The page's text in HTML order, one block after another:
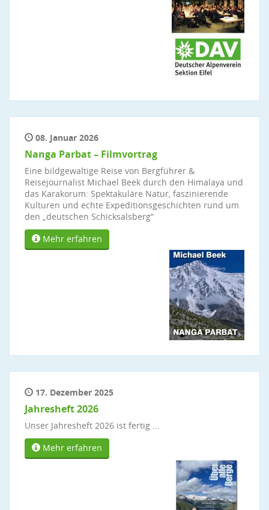
08. Januar 2026
Nanga Parbat – Filmvortrag
Eine bildgewaltige Reise von Bergführer &
Reisejournalist Michael Beek durch den Himalaya und
das Karakorum: Spektakuläre Natur, faszinierende
Kulturen und echte Expeditionsgeschichten rund um
den „deutschen Schicksalsberg“
Mehr erfahren
17. Dezember 2025
Jahresheft 2026
Unser Jahresheft 2026 ist fertig ...
Mehr erfahren